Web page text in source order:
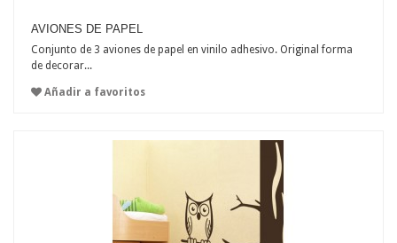
AVIONES DE PAPEL
Conjunto de 3 aviones de papel en vinilo adhesivo. Original forma
de decorar...
Añadir a favoritos